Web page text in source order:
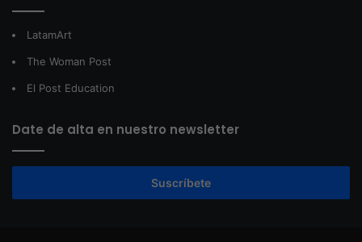
LatamArt
The Woman Post
El Post Education
Date de alta en nuestro newsletter
Suscríbete